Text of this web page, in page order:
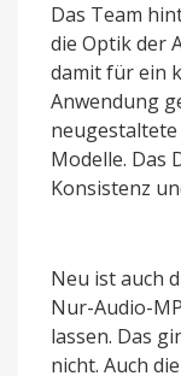
Das Team
die Optik der
damit für ein
Anwendung
Modelle. Das
Konsistenz
Neu ist auch
Nur-Audio-
lassen. Das
nicht. Auch